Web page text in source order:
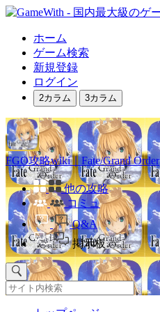
ホーム
ゲーム検索
新規登録
ログイン
2カラム 3カラム
FGO攻略wiki｜Fate/Grand Order
他の攻略
コミュ
Q&A
掲示板